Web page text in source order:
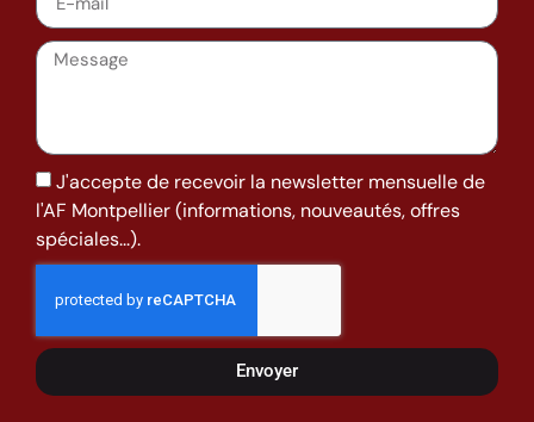
J'accepte de recevoir la newsletter mensuelle de
l'AF Montpellier (informations, nouveautés, offres
spéciales...).
Envoyer